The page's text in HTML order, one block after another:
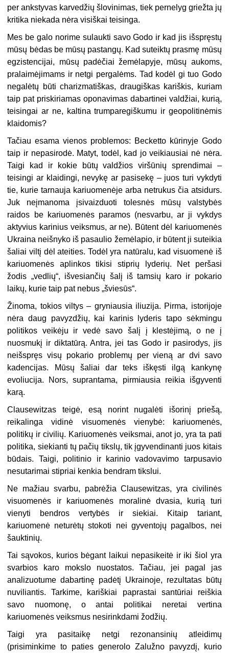
per ankstyvas karvedžių šlovinimas, tiek pernelyg griežta jų
kritika niekada nėra visiškai teisinga.
Mes be galo norime sulaukti savo Godo ir kad jis išspręstų
mūsų bėdas be mūsų pastangų. Kad suteiktų prasmę mūsų
egzistencijai, mūsų padėčiai žemėlapyje, mūsų aukoms,
pralaimėjimams ir netgi pergalėms. Tad kodėl gi tuo Godo
negalėtų būti charizmatiškas, draugiškas kariškis, kuriam
taip pat priskiriamas oponavimas dabartinei valdžiai, kurią,
teisingai ar ne, kaltina trumparegiškumu ir geopolitinėmis
klaidomis?
Tačiau esama vienos problemos: Becketto kūrinyje Godo
taip ir nepasirodė. Matyt, todėl, kad jo veikiausiai nė nėra.
Taigi kad ir kokie būtų valdžios viršūnių sprendimai –
teisingi ar klaidingi, nevykę ar pasisekę – juos turi vykdyti
tie, kurie tarnauja kariuomenėje arba netrukus čia atsidurs.
Juk neįmanoma įsivaizduoti tolesnės mūsų valstybės
raidos be kariuomenės paramos (nesvarbu, ar ji vykdys
aktyvius karinius veiksmus, ar ne). Būtent dėl kariuomenės
Ukraina neišnyko iš pasaulio žemėlapio, ir būtent ji suteikia
šaliai viltį dėl ateities. Todėl yra natūralu, kad visuomenė iš
kariuomenės aplinkos tikisi stiprių lyderių. Net peršasi
žodis „vedlių“, išvesiančių šalį iš tamsių karo ir pokario
laikų, kurie taip pat nebus „šviesūs“.
Žinoma, tokios viltys – gryniausia iliuzija. Pirma, istorijoje
nėra daug pavyzdžių, kai karinis lyderis tapo sėkmingu
politikos veikėju ir vedė savo šalį į klestėjimą, o ne į
nuosmukį ir diktatūrą. Antra, jei tas Godo ir pasirodys, jis
neišspręs visų pokario problemų per vieną ar dvi savo
kadencijas. Mūsų šaliai dar teks iškęsti ilgą kankynę
evoliucija. Nors, suprantama, pirmiausia reikia išgyventi
karą.
Clausewitzas teigė, esą norint nugalėti išorinį priešą,
reikalinga vidinė visuomenės vienybė: kariuomenės,
politikų ir civilių. Kariuomenės veiksmai, anot jo, yra ta pati
politika, siekianti tų pačių tikslų, tik įgyvendinanti juos kitais
būdais. Taigi, politinio ir karinio vadovavimo tarpusavio
nesutarimai stipriai kenkia bendram tikslui.
Ne mažiau svarbu, pabrėžia Clausewitzas, yra civilinės
visuomenės ir kariuomenės moralinė dvasia, kurią turi
vienyti bendros vertybės ir siekiai. Kitaip tariant,
kariuomenė neturėtų stokoti nei gyventojų pagalbos, nei
šauktinių.
Tai sąvokos, kurios bėgant laikui nepasikeitė ir iki šiol yra
svarbios karo mokslo nuostatos. Tačiau, jei pagal jas
analizuotume dabartinę padėtį Ukrainoje, rezultatas būtų
nuviliantis. Tarkime, kariškiai paprastai santūriai reiškia
savo nuomonę, o antai politikai neretai vertina
kariuomenės veiksmus nesirinkdami žodžių.
Taigi yra pasitaikę netgi rezonansinių atleidimų
(prisiminkime to paties generolo Zalužno pavyzdį, kurio